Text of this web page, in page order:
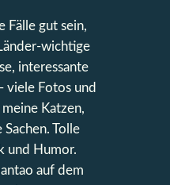
Fälle gut sein,
wichtige
interessante
viele Fotos und
Katzen,
Tolle
und Humor.
auf dem